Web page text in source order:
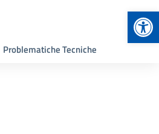
Problematiche Tecniche